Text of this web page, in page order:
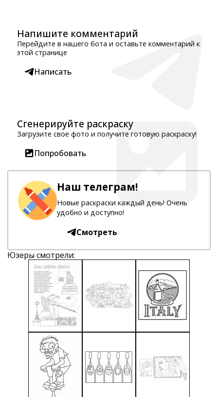
Напишите комментарий
Перейдите в нашего бота и оставьте комментарий к
этой странице
Написать
Сгенерируйте раскраску
Загрузите свое фото и получите готовую раскраску!
Попробовать
Наш телеграм!
Новые раскраски каждый день! Очень
удобно и доступно!
Смотреть
Юзеры смотрели: